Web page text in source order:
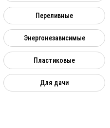
Переливные
Энергонезависимые
Пластиковые
Для дачи